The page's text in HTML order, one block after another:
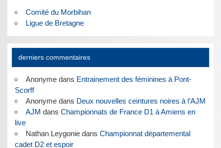
Comité du Morbihan
Ligue de Bretagne
derniers commentaires
Anonymedans Entrainement des féminines à Pont-
Scorff
Anonymedans Deux nouvelles ceintures noires à l’AJM
AJM dans Championnats de France D1 à Amiens en
live
Nathan Leygoniedans Championnat départemental
cadet D2 et espoir